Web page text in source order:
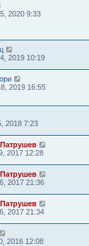
2020 9:33
2019 10:19
2019 16:55
2018 7:23
2017 12:28
2017 21:36
2017 21:34
2016 12:08